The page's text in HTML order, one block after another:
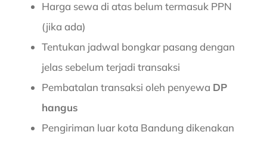
Harga sewa di atas belum termasuk PPN
(jika ada)
Tentukan jadwal bongkar pasang dengan
jelas sebelum terjadi transaksi
Pembatalan transaksi oleh penyewa DP
hangus
Pengiriman luar kota Bandung dikenakan